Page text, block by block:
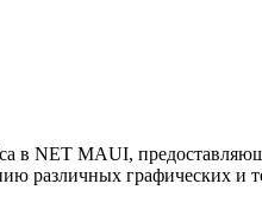
в NET MAUI,
графических и